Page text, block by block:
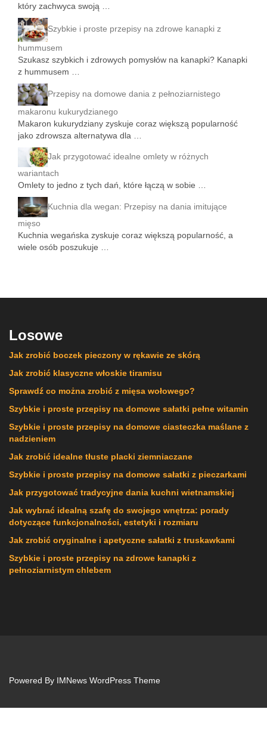
który zachwyca swoją …
Szybkie i proste przepisy na zdrowe kanapki z
hummusem
Szukasz szybkich i zdrowych pomysłów na kanapki? Kanapki
z hummusem …
Przepisy na domowe dania z pełnoziarnistego
makaronu kukurydzianego
Makaron kukurydziany zyskuje coraz większą popularność
jako zdrowsza alternatywa dla …
Jak przygotować idealne omlety w różnych
wariantach
Omlety to jedno z tych dań, które łączą w sobie …
Kuchnia dla wegan: Przepisy na dania imitujące
mięso
Kuchnia wegańska zyskuje coraz większą popularność, a
wiele osób poszukuje …
Losowe
Jak zrobić boczek pieczony w rękawie ze skórą
Jak zrobić klasyczne włoskie tiramisu
Sprawdź co można zrobić z mięsa wołowego?
Szybkie i proste przepisy na domowe sałatki pełne witamin
Szybkie i proste przepisy na domowe ciasteczka maślane z
nadzieniem
Jak zrobić idealne tłuste placki ziemniaczane
Szybkie i proste przepisy na domowe sałatki z pieczarkami
Jak przygotować tradycyjne dania kuchni wietnamskiej
Jak wybrać idealną szafę do swojego wnętrza: porady
dotyczące funkcjonalności, estetyki i rozmiaru
Jak zrobić oryginalne i apetyczne sałatki z truskawkami
Szybkie i proste przepisy na zdrowe kanapki z
pełnoziarnistym chlebem
Powered By IMNews WordPress Theme